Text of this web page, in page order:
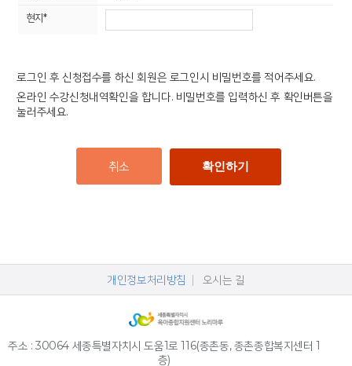
로그인 후 신청접수를 하신 회원은 로그인시 비밀번호를 적어주세요.
온라인 수강신청내역확인을 합니다. 비밀번호를 입력하신 후 확인버튼을
눌러주세요.
취소 확인하기
개인정보처리방침 오시는 길
주소 : 30064 세종특별자치시 도움1로 116(종촌동, 종촌종합복지센터 1
층)